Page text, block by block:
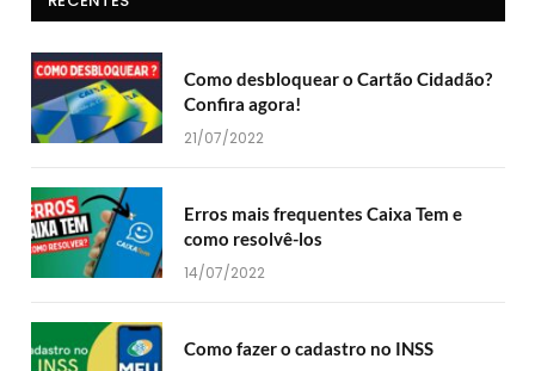
Como desbloquear o Cartão Cidadão?
Confira agora!
21/07/2022
Erros mais frequentes Caixa Tem e
como resolvê-los
14/07/2022
Como fazer o cadastro no INSS